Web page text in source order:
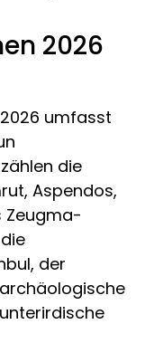
2026
umfasst
die
Aspendos,
Zeugma-
der